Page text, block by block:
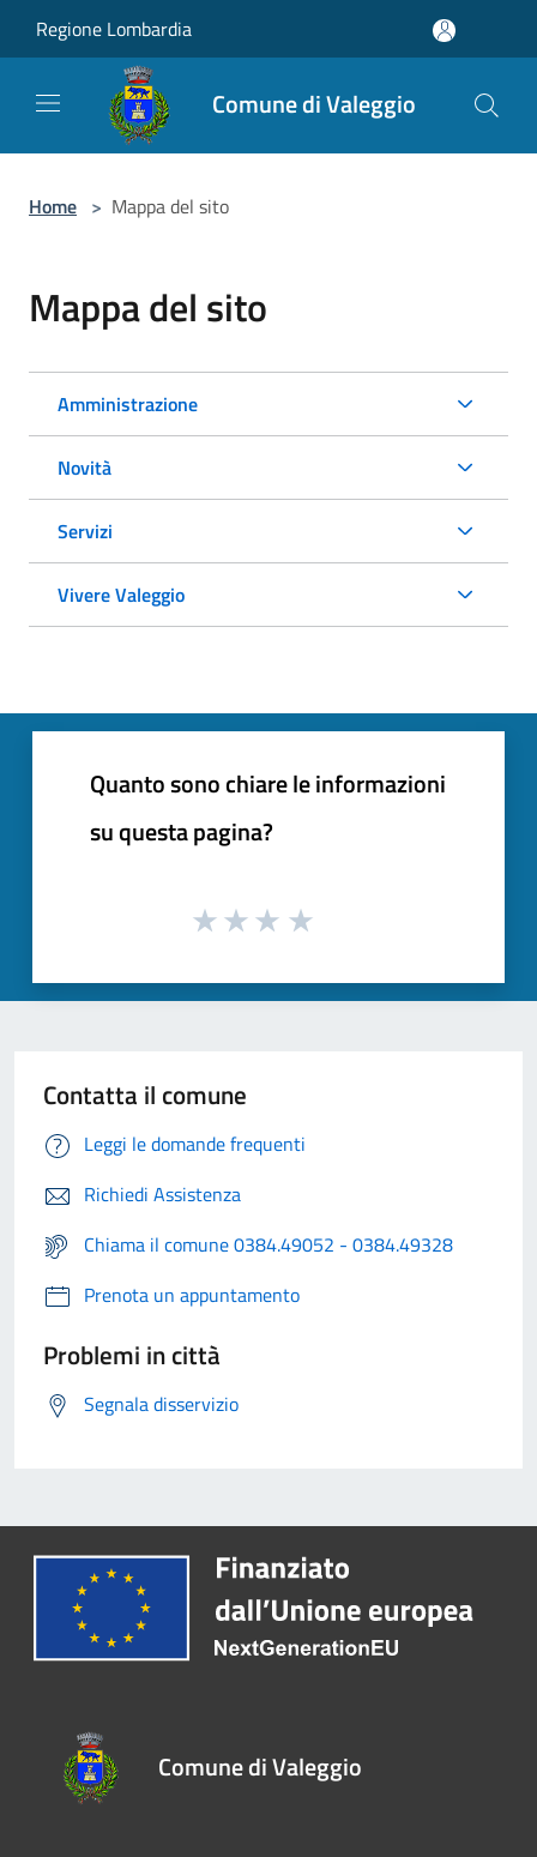
Regione Lombardia
Comune di Valeggio
Home > Mappa del sito
Mappa del sito
Amministrazione
Novità
Servizi
Vivere Valeggio
Quanto sono chiare le informazioni
su questa pagina?
Contatta il comune
Leggi le domande frequenti
Richiedi Assistenza
Chiama il comune 0384.49052 - 0384.49328
Prenota un appuntamento
Problemi in città
Segnala disservizio
Comune di Valeggio